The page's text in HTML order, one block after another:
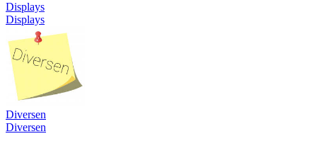
Displays
Displays
Diversen
Diversen